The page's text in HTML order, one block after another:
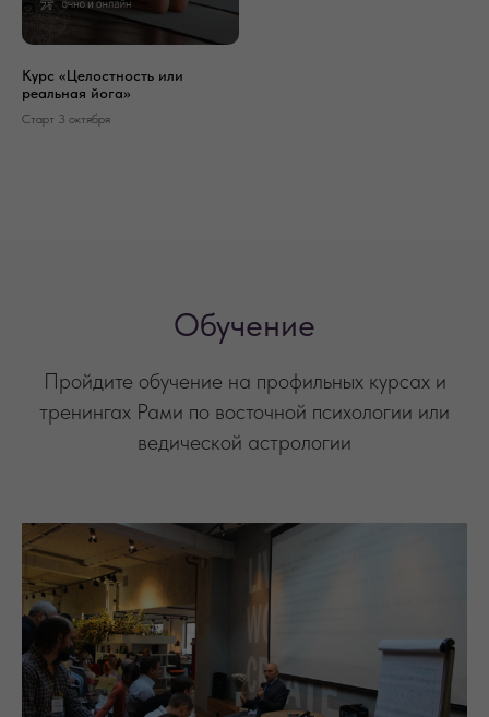
Курс «Целостность или
реальная йога»
Старт 3 октября
Обучение
Пройдите обучение на профильных курсах и
тренингах Рами по восточной психологии или
ведической астрологии